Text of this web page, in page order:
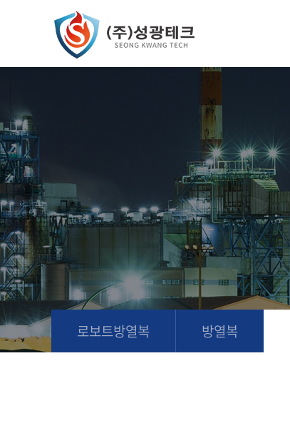
로보트방열복 방열복